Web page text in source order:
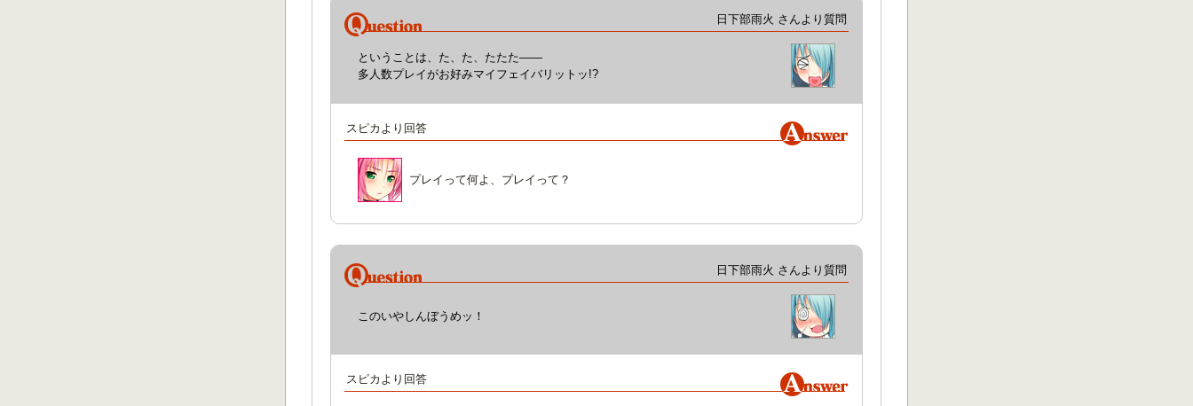
日下部雨火 さんより質問
ということは、た、た、たたた——
多人数プレイがお好みマイフェイバリットッ!?
スピカより回答
プレイって何よ、プレイって？
日下部雨火 さんより質問
このいやしんぼうめッ！
スピカより回答